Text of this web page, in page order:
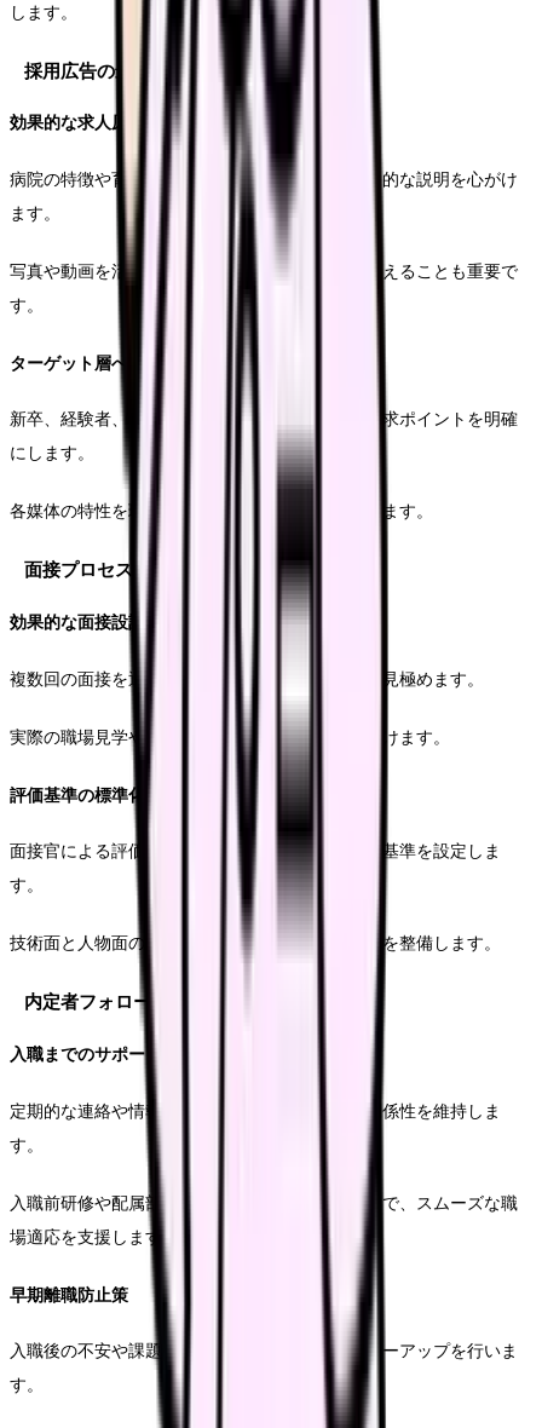
します。
採用広告の最適化
効果的な求人原稿の作成
病院の特徴や育成制度について、具体的かつ魅力的な説明を心がけ
ます。
写真や動画を活用し、職場の雰囲気を視覚的に伝えることも重要で
す。
ターゲット層への適切なアプローチ
新卒、経験者、復職希望者など、対象に応じた訴求ポイントを明確
にします。
各媒体の特性を理解し、効果的な情報発信を行います。
面接プロセスの改善
効果的な面接設計
複数回の面接を通じて、段階的に候補者の適性を見極めます。
実際の職場見学や現場スタッフとの交流機会も設けます。
評価基準の標準化
面接官による評価のブレを防ぐため、明確な評価基準を設定しま
す。
技術面と人物面の両方を適切に評価できる仕組みを整備します。
内定者フォロー
入職までのサポート体制
定期的な連絡や情報提供を通じて、内定者との関係性を維持しま
す。
入職前研修や配属部署との交流機会を設けることで、スムーズな職
場適応を支援します。
早期離職防止策
入職後の不安や課題に対して、きめ細かなフォローアップを行いま
す。